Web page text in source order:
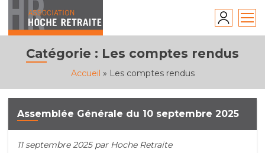
Skip
content
Catégorie : Les comptes rendus
Accueil » Les comptes rendus
Assemblée Générale du 10 septembre 2025
11 septembre 2025par Hoche Retraite